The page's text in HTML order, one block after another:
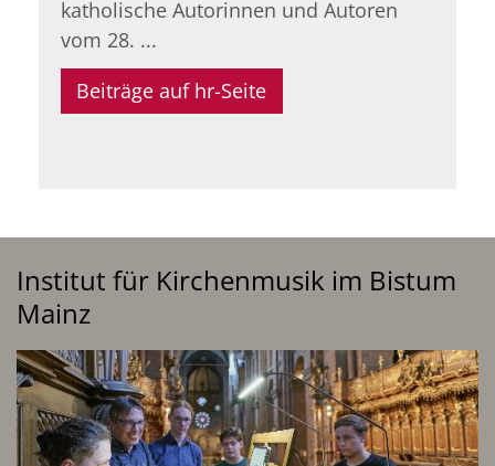
katholische Autorinnen und Autoren
vom 28. ...
Beiträge auf hr-Seite
Institut für Kirchenmusik im Bistum
Mainz